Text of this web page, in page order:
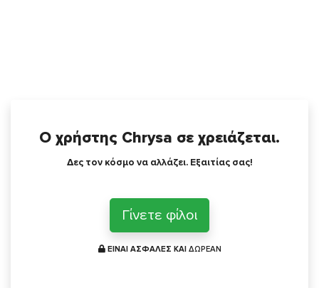
Ο χρήστης Chrysa σε χρειάζεται.
Δες τον κόσμο να αλλάζει. Εξαιτίας σας!
Γίνετε φίλοι
ΕΙΝΑΙ ΑΣΦΑΛΕΣ ΚΑΙ ΔΩΡΕΑΝ